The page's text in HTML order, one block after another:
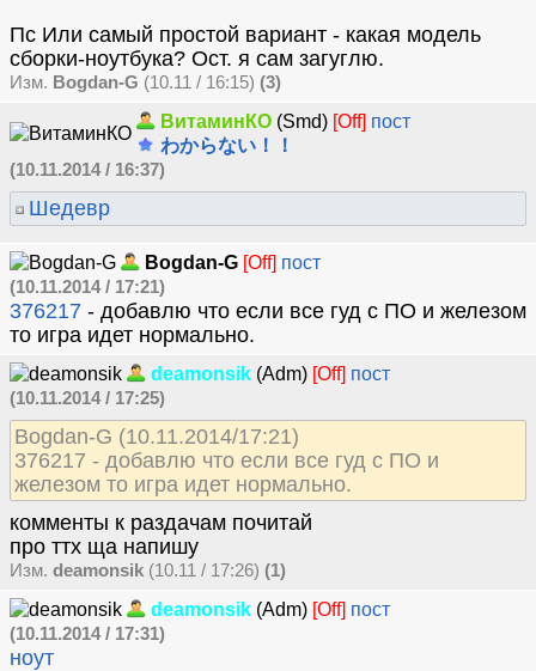
Пс Или самый простой вариант - какая модель
сборки-ноутбука? Ост. я сам загуглю.
Изм. Bogdan-G (10.11 / 16:15) (3)
ВитаминКО (Smd) [Off] пост
わからない！！
(10.11.2014 / 16:37)
Шедевр
Bogdan-G [Off] пост
(10.11.2014 / 17:21)
376217 - добавлю что если все гуд с ПО и железом
то игра идет нормально.
deamonsik (Adm) [Off] пост
(10.11.2014 / 17:25)
Bogdan-G (10.11.2014/17:21)
376217 - добавлю что если все гуд с ПО и
железом то игра идет нормально.
комменты к раздачам почитай
про ттх ща напишу
Изм. deamonsik (10.11 / 17:26) (1)
deamonsik (Adm) [Off] пост
(10.11.2014 / 17:31)
ноут